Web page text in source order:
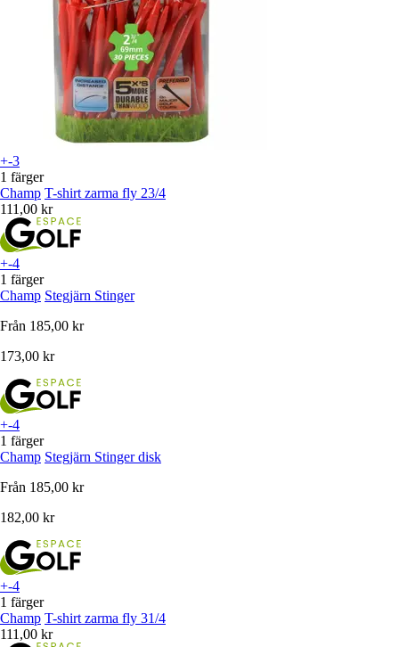
+-3
1 färger
Champ T-shirt zarma fly 23/4
111,00 kr
+-4
1 färger
Champ Stegjärn Stinger
Från 185,00 kr
173,00 kr
+-4
1 färger
Champ Stegjärn Stinger disk
Från 185,00 kr
182,00 kr
+-4
1 färger
Champ T-shirt zarma fly 31/4
111,00 kr